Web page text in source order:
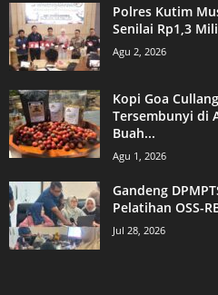
Polres Kutim
Senilai Rp1,3
Agu 2, 2026
Kopi Goa
Tersembunyi di
Buah...
Agu 1, 2026
Gandeng
Pelatihan OSS-
Jul 28, 2026